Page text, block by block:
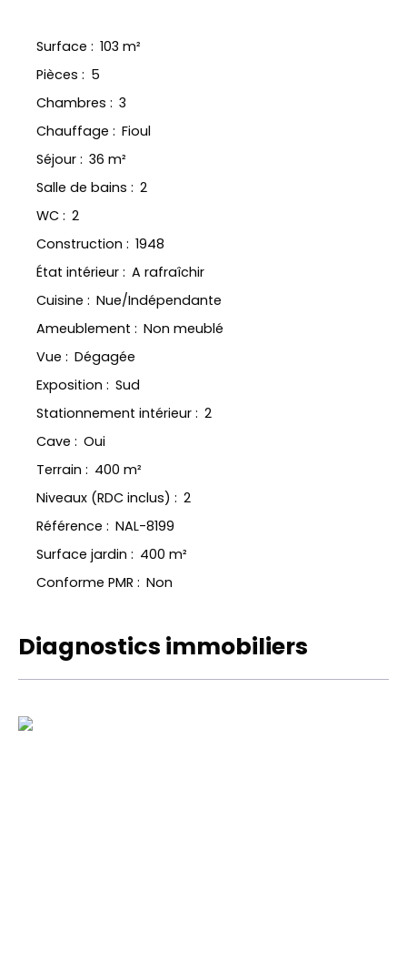
Surface : 103 m²
Pièces : 5
Chambres : 3
Chauffage : Fioul
Séjour : 36 m²
Salle de bains : 2
WC : 2
Construction : 1948
État intérieur : A rafraîchir
Cuisine : Nue/Indépendante
Ameublement : Non meublé
Vue : Dégagée
Exposition : Sud
Stationnement intérieur : 2
Cave : Oui
Terrain : 400 m²
Niveaux (RDC inclus) : 2
Référence : NAL-8199
Surface jardin : 400 m²
Conforme PMR : Non
Diagnostics immobiliers